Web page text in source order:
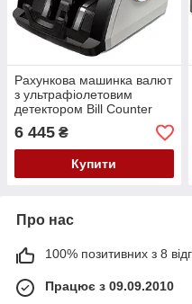
Рахункова машинка валют
з ультрафіолетовим
детектором Bill Counter
GR-6200 / Лічильник
банкнот
6 445 ₴
Купити
Про нас
100% позитивних з 8
Працює з 09.09.2010